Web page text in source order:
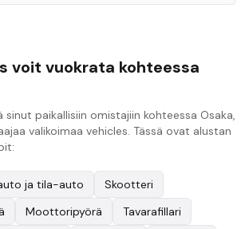
voit vuokrata kohteessa
paikallisiin omistajiin kohteessa Osaka,
valikoimaa vehicles. Tässä ovat alustan
ja tila-auto
Skootteri
Moottoripyörä Tavarafillari